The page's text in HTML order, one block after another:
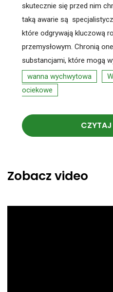
skutecznie się przed nim
taką awarie są
które odgrywają kluczową
przemysłowym. Chronią
substancjami, które mogą
wanna wychwytowa
ociekowe
Zobacz video